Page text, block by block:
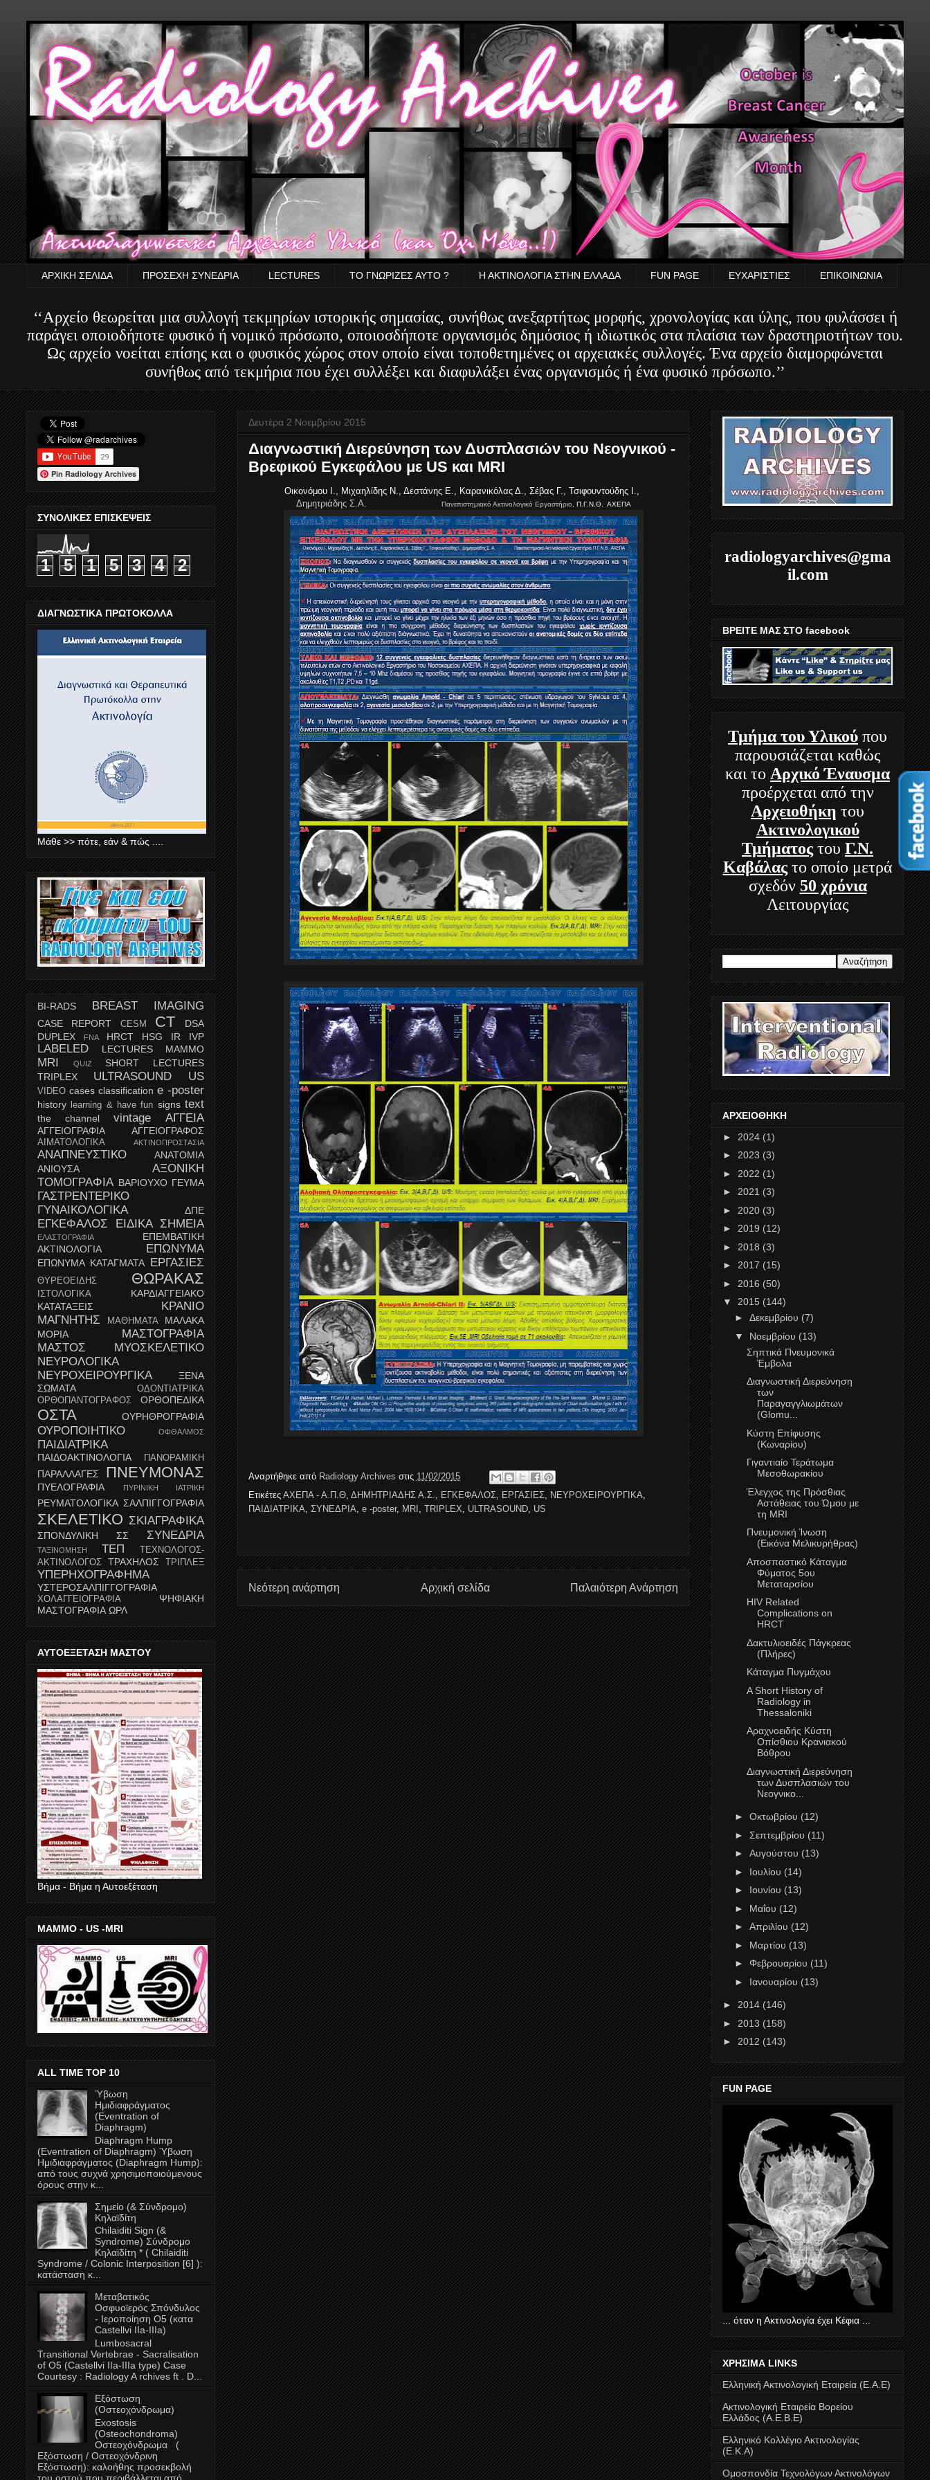
ΑΡΧΙΚΗ ΣΕΛΙΔΑ ΠΡΟΣΕΧΗ ΣΥΝΕΔΡΙΑ LECTURES ΤΟ ΓΝΩΡΙΖΕΣ ΑΥΤΟ ? Η ΑΚΤΙΝΟΛΟΓΙΑ ΣΤΗΝ ΕΛΛΑΔΑ FUN PAGE ΕΥΧΑΡΙΣΤΙΕΣ ΕΠΙΚΟΙΝΩΝΙΑ
‘‘Αρχείο θεωρείται μια συλλογή τεκμηρίων ιστορικής σημασίας, συνήθως ανεξαρτήτως μορφής, χρονολογίας και ύλης, που φυλάσσει ή
παράγει οποιοδήποτε φυσικό ή νομικό πρόσωπο, οποιοσδήποτε οργανισμός δημόσιος ή ιδιωτικός στα πλαίσια των δραστηριοτήτων του.
Ως αρχείο νοείται επίσης και ο φυσικός χώρος στον οποίο είναι τοποθετημένες οι αρχειακές συλλογές. Ένα αρχείο διαμορφώνεται
συνήθως από τεκμήρια που έχει συλλέξει και διαφυλάξει ένας οργανισμός ή ένα φυσικό πρόσωπο.’’
Δευτέρα 2 Νοεμβρίου 2015
Διαγνωστική Διερεύνηση των Δυσπλασιών του Νεογνικού -
Βρεφικού Εγκεφάλου με US και MRI
Οικονόμου Ι., Μιχαηλίδης Ν., Δεστάνης Ε., Καρανικόλας Δ., Σέβας Γ., Τσιφουντούδης Ι.,
Δημητριάδης Σ.Α
Πανεπιστημιακό Ακτινολογικό Εργαστήριο , Π.Γ.Ν.Θ. ΑΧΕΠΑ
Αναρτήθηκε από Radiology Archives στις 11/02/2015
Ετικέτες ΑΧΕΠΑ - Α.Π.Θ ΔΗΜΗΤΡΙΑΔΗΣ Α.Σ. ΕΓΚΕΦΑΛΟΣ ΕΡΓΑΣΙΕΣ ΝΕΥΡΟΧΕΙΡΟΥΡΓΙΚΑ
ΠΑΙΔΙΑΤΡΙΚΑ ΣΥΝΕΔΡΙΑ e -poster, MRI TRIPLEX ULTRASOUND US
Νεότερη ανάρτηση Παλαιότερη Ανάρτηση
Αρχική σελίδα
Pin Radiology Archives
ΣΥΝΟΛΙΚΕΣ ΕΠΙΣΚΕΨΕΙΣ
1 5 1 5 3 4 2
ΔΙΑΓΝΩΣΤΙΚΑ ΠΡΩΤΟΚΟΛΛΑ
Μάθε >> πότε, εάν & πώς ....
BI-RADS BREAST IMAGING
CASE REPORT CESM CT
DSA
DUPLEX
FNA HRCT HSG IR IVP
LABELED LECTURES MAMMO
MRI QUIZ
SHORT LECTURES
TRIPLEX
ULTRASOUND US
VIDEO cases classification e -poster
history learning & have fun signs text
the channel vintage ΑΓΓΕΙΑ
ΑΓΓΕΙΟΓΡΑΦΙΑ ΑΓΓΕΙΟΓΡΑΦΟΣ
ΑΙΜΑΤΟΛΟΓΙΚΑ ΑΚΤΙΝΟΠΡΟΣΤΑΣΙΑ
ΑΝΑΠΝΕΥΣΤΙΚΟ
ΑΝΑΤΟΜΙΑ
ΑΝΙΟΥΣΑ
ΑΞΟΝΙΚΗ
ΤΟΜΟΓΡΑΦΙΑ ΒΑΡΙΟΥΧΟ ΓΕΥΜΑ
ΓΑΣΤΡΕΝΤΕΡΙΚΟ
ΓΥΝΑΙΚΟΛΟΓΙΚΑ
ΔΠΕ
ΕΓΚΕΦΑΛΟΣ ΕΙΔΙΚΑ ΣΗΜΕΙΑ
ΕΛΑΣΤΟΓΡΑΦΙΑ
ΕΠΕΜΒΑΤΙΚΗ
ΑΚΤΙΝΟΛΟΓΙΑ
ΕΠΩΝΥΜΑ
ΕΠΩΝΥΜΑ ΚΑΤΑΓΜΑΤΑ ΕΡΓΑΣΙΕΣ
ΘΥΡΕΟΕΙΔΗΣ ΘΩΡΑΚΑΣ
ΙΣΤΟΛΟΓΙΚΑ
ΚΑΡΔΙΑΓΓΕΙΑΚΟ
ΚΑΤΑΤΑΞΕΙΣ
ΚΡΑΝΙΟ
ΜΑΓΝΗΤΗΣ
ΜΑΘΗΜΑΤΑ
ΜΑΛΑΚΑ
ΜΟΡΙΑ
ΜΑΣΤΟΓΡΑΦΙΑ
ΜΑΣΤΟΣ
ΜΥΟΣΚΕΛΕΤΙΚΟ
ΝΕΥΡΟΛΟΓΙΚΑ
ΝΕΥΡΟΧΕΙΡΟΥΡΓΙΚΑ
ΞΕΝΑ
ΣΩΜΑΤΑ
ΟΔΟΝΤΙΑΤΡΙΚΑ
ΟΡΘΟΠΑΝΤΟΓΡΑΦΟΣ
ΟΡΘΟΠΕΔΙΚΑ
ΟΣΤΑ ΟΥΡΗΘΡΟΓΡΑΦΙΑ
ΟΥΡΟΠΟΙΗΤΙΚΟ ΟΦΘΑΛΜΟΣ
ΠΑΙΔΙΑΤΡΙΚΑ
ΠΑΙΔΟΑΚΤΙΝΟΛΟΓΙΑ ΠΑΝΟΡΑΜΙΚΗ
ΠΑΡΑΛΛΑΓΕΣ ΠΝΕΥΜΟΝΑΣ
ΠΥΕΛΟΓΡΑΦΙΑ ΠΥΡΙΝΙΚΗ ΙΑΤΡΙΚΗ
ΡΕΥΜΑΤΟΛΟΓΙΚΑ ΣΑΛΠΙΓΓΟΓΡΑΦΙΑ
ΣΚΕΛΕΤΙΚΟ ΣΚΙΑΓΡΑΦΙΚΑ
ΣΠΟΝΔΥΛΙΚΗ ΣΣ ΣΥΝΕΔΡΙΑ
ΤΑΞΙΝΟΜΗΣΗ ΤΕΠ
ΤΕΧΝΟΛΟΓΟΣ-
ΑΚΤΙΝΟΛΟΓΟΣ
ΤΡΑΧΗΛΟΣ ΤΡΙΠΛΕΞ
ΥΠΕΡΗΧΟΓΡΑΦΗΜΑ
ΥΣΤΕΡΟΣΑΛΠΙΓΓΟΓΡΑΦΙΑ
ΧΟΛΑΓΓΕΙΟΓΡΑΦΙΑ
ΨΗΦΙΑΚΗ
ΜΑΣΤΟΓΡΑΦΙΑ ΩΡΛ
ΑΥΤΟΕΞΕΤΑΣΗ ΜΑΣΤΟΥ
Βήμα - Βήμα η Αυτοεξέταση
ΜΑΜΜΟ - US -MRI
ALL TIME TOP 10
Ύβωση
Ημιδιαφράγματος
(Eventration of
Diaphragm)
Diaphragm Hump
(Eventration of Diaphragm) Ύβωση
Ημιδιαφράγματος (Diaphragm Ηump):
από τους συχνά χρησιμοποιούμενους
όρους στην κ...
Σημείο (& Σύνδρομο)
Κηλαϊδίτη
Chilaiditi Sign (&
Syndrome) Σύνδρομο
Κηλαϊδίτη * ( Chilaiditi
Syndrome / Colonic Interposition [6] ):
κατάσταση κ...
Μεταβατικός
Oσφυοϊερός Σπόνδυλος
- Ιεροποίηση Ο5 (κατα
Castellvi IIa-ΙΙΙa)
Lumbosacral
Transitional Vertebrae - Sacralisation
of O5 (Castellvi IIa-IIIa type) Case
Courtesy : Radiology A rchives ft . D...
Εξόστωση
(Οστεοχόνδρωμα)
Exostosis
(Οsteochondroma)
Οστεοχόνδρωμα (
Εξόστωση / Οστεοχόνδρινη
Εξόστωση): καλοήθης προσεκβολή
radiologyarchives@gma
il.com
ΒΡΕΙΤΕ ΜΑΣ ΣΤΟ facebook
Τμήμα του Υλικού που
παρουσιάζεται καθώς
και το Αρχικό Έναυσμα
προέρχεται από την
Αρχειοθήκη του
Ακτινολογικού
Τμήματος του Γ.Ν.
Καβάλαςτο οποίο μετρά
σχεδόν 50 χρόνια
Λειτουργίας
ΑΡΧΕΙΟΘΗΚΗ
► 2024 (1)
► 2023 (3)
► 2022 (1)
► 2021 (3)
► 2020 (3)
► 2019 (12)
► 2018 (3)
► 2017 (15)
► 2016 (50)
▼ 2015 (144)
► Δεκεμβρίου (7)
▼ Νοεμβρίου (13)
Σηπτικά Πνευμονικά
Έμβολα
Διαγνωστική Διερεύνηση
των
Παραγαγγλιωμάτων
(Glomu...
Κύστη Επίφυσης
(Κωναρίου)
Γιγαντιαίο Τεράτωμα
Μεσοθωρακίου
Έλεγχος της Πρόσθιας
Αστάθειας του Ώμου με
τη MRI
Πνευμονική Ίνωση
(Εικόνα Μελικυρήθρας)
Αποσπαστικό Κάταγμα
Φύματος 5ου
Μεταταρσίου
HIV Related
Complications on
HRCT
Δακτυλιοειδές Πάγκρεας
(Πλήρες)
Κάταγμα Πυγμάχου
A Short History of
Radiology in
Thessaloniki
Αραχνοειδής Κύστη
Οπίσθιου Κρανιακού
Βόθρου
Διαγνωστική Διερεύνηση
των Δυσπλασιών του
Νεογνικο...
► Οκτωβρίου (12)
► Σεπτεμβρίου (11)
► Αυγούστου (13)
► Ιουλίου (14)
► Ιουνίου (13)
► Μαΐου (12)
► Απριλίου (12)
► Μαρτίου (13)
► Φεβρουαρίου (11)
► Ιανουαρίου (13)
► 2014 (146)
► 2013 (158)
► 2012 (143)
FUN PAGE
... όταν η Ακτινολογία έχει Κέφια ...
ΧΡΗΣΙΜΑ LINKS
Ελληνική Ακτινολογική Εταιρεία (Ε.Α.Ε)
Ακτινολογική Εταιρεία Βορείου
Ελλάδος (Α.Ε.Β.Ε)
Ελληνικό Κολλέγιο Ακτινολογίας
(Ε.Κ.Α)
Ομοσπονδία Τεχνολόγων Ακτινολόγων